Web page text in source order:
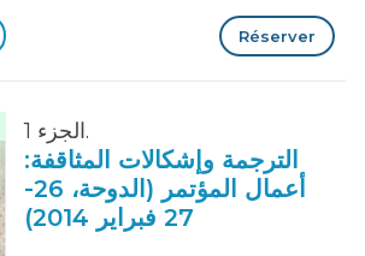
Réserver
الجزء 1.
الترجمة وإشكالات المثاقفة:
أعمال المؤتمر (الدوحة، 26-
27 فبراير 2014)